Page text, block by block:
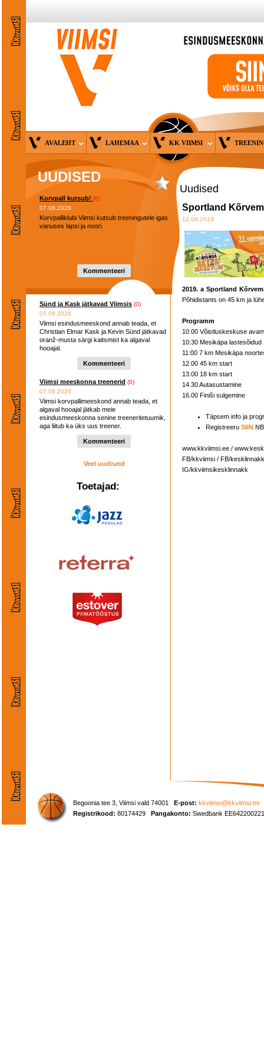
AVALEHT LAHEMAA KK VIIMSI
UUDISED
Korvpall kutsub! (0)
07.08.2026
Korvpalliklubi Viimsi kutsub treeningutele igas
vanuses lapsi ja noori.
Kommenteeri
Sünd ja Kask jätkavad Viimsis (0)
07.08.2026
Viimsi esindusmeeskond annab teada, et
Christian Elmar Kask ja Kevin Sünd jätkavad
oranž-musta särgi kaitsmist ka algaval
hooajal.
Kommenteeri
Viimsi meeskonna treenerid (0)
07.08.2026
Viimsi korvpallimeeskond annab teada, et
algaval hooajal jätkab meie
esindusmeeskonna senine treeneritetuumik,
aga liitub ka üks uus treener.
Kommenteeri
Veel uudiseid
Toetajad:
Uudised
Sportland
12.09.2019
2019. a Sportland
Põhidistants on 45 km ja
Programm
10.00 Võistluskeskuse
10:30 Mesikäpa lastesõidud
11:00 7 km Mesikäpa
12.00 45 km start
13.00 18 km start
14.30 Autasustamine
16.00 Finiši sulgemine
Täpsem info ja
Registreeru SIIN
www.kkviimsi.ee /
FB/kkviimsi / FB/kesklinnakk
IG/kkviimsikesklinnakk
Begoonia tee 3, Viimsi vald 74001 E-post: kkviimsi@kkviimsi.ee
Registrikood: 80174429 Pangakonto: Swedbank